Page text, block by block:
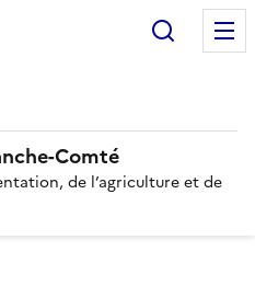
Comté
de l’agriculture et de